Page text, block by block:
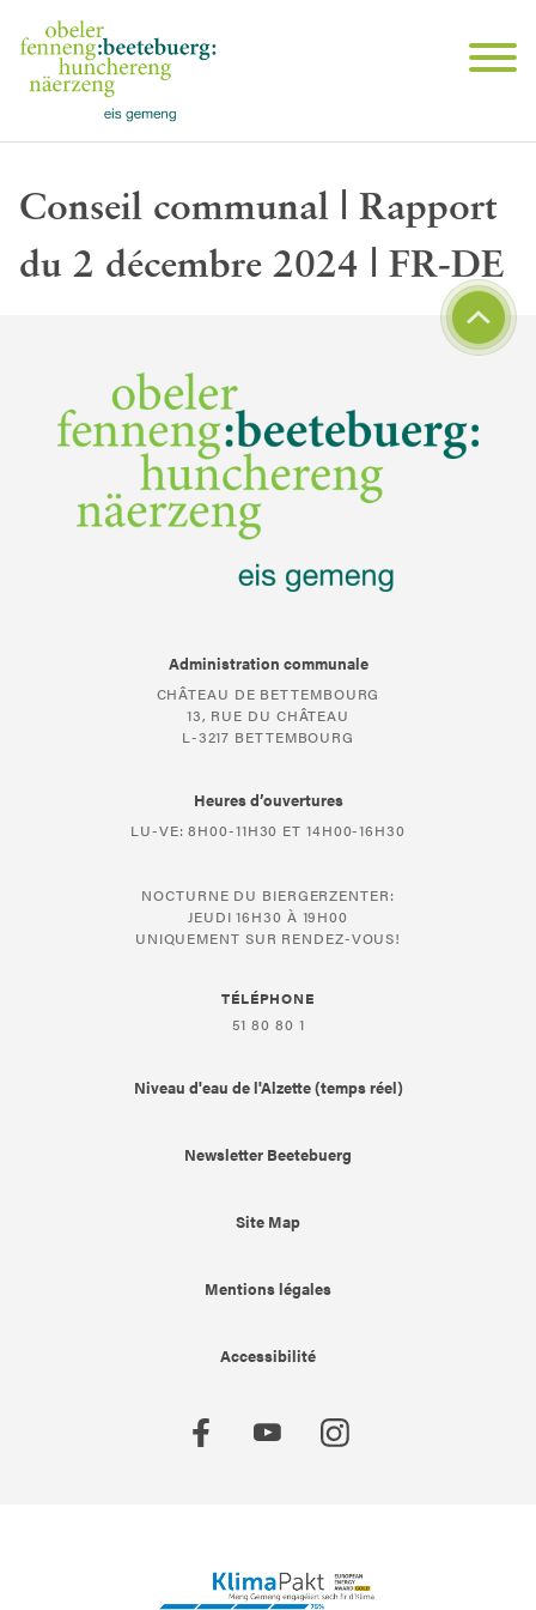
Conseil communal | Rapport
du 2 décembre 2024 | FR-DE
Administration communale
CHÂTEAU DE BETTEMBOURG
13, RUE DU CHÂTEAU
L-3217 BETTEMBOURG
Heures d’ouvertures
LU-VE: 8H00-11H30 ET 14H00-16H30
NOCTURNE DU BIERGERZENTER:
JEUDI 16H30 À 19H00
UNIQUEMENT SUR RENDEZ-VOUS!
TÉLÉPHONE
51 80 80 1
Niveau d'eau de l'Alzette (temps réel)
Newsletter Beetebuerg
Site Map
Mentions légales
Accessibilité